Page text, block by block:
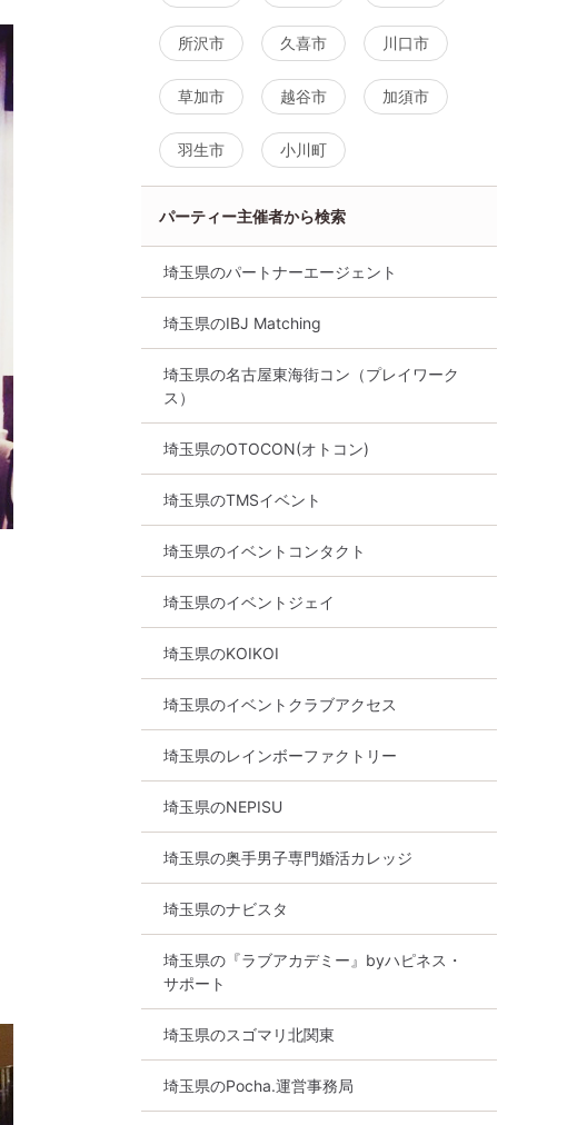
所沢市 久喜市 川口市
草加市 越谷市 加須市
羽生市 小川町
パーティー主催者から検索
埼玉県のパートナーエージェント
埼玉県のIBJ Matching
埼玉県の名古屋東海街コン（プレイワーク
ス）
埼玉県のOTOCON(オトコン)
埼玉県のTMSイベント
埼玉県のイベントコンタクト
埼玉県のイベントジェイ
埼玉県のKOIKOI
埼玉県のイベントクラブアクセス
埼玉県のレインボーファクトリー
埼玉県のNEPISU
埼玉県の奥手男子専門婚活カレッジ
埼玉県のナビスタ
埼玉県の『ラブアカデミー』byハピネス・
サポート
埼玉県のスゴマリ北関東
埼玉県のPocha.運営事務局